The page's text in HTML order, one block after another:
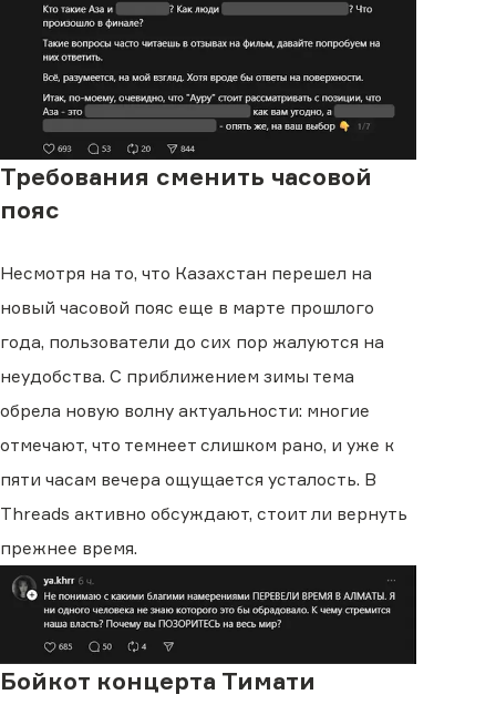
Требования сменить часовой
пояс
Несмотря на то, что Казахстан перешел на
новый часовой пояс еще в марте прошлого
года, пользователи до сих пор жалуются на
неудобства. С приближением зимы тема
обрела новую волну актуальности: многие
отмечают, что темнеет слишком рано, и уже к
пяти часам вечера ощущается усталость. В
Threads активно обсуждают, стоит ли вернуть
прежнее время.
Бойкот концерта Тимати